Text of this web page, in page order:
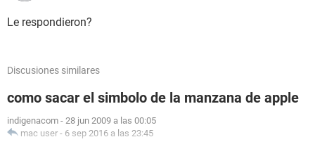
Le respondieron?
Discusiones similares
como sacar el simbolo de la manzana de apple
indigenacom - 28 jun 2009 a las 00:05
mac user - 6 sep 2016 a las 23:45